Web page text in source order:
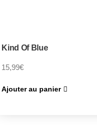
Kind Of Blue
15,99€
Ajouter au panier